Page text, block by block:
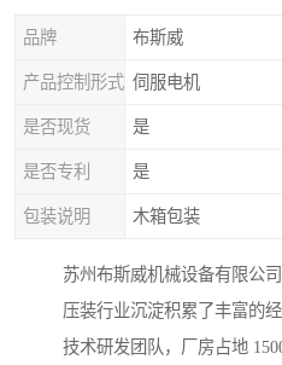
品牌 布斯威
产品控制形式 伺服电机
是否现货 是
是否专利 是
包装说明 木箱包装
苏州布斯威机械设备有限公
压装行业沉淀积累了丰富的
技术研发团队，厂房占地